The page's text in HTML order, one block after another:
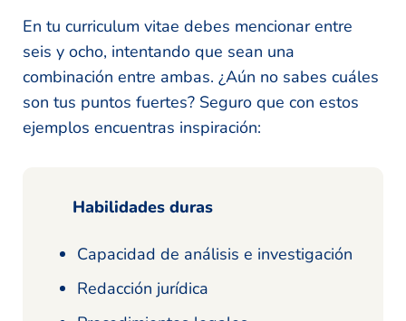
En tu curriculum vitae debes mencionar entre
seis y ocho, intentando que sean una
combinación entre ambas. ¿Aún no sabes cuáles
son tus puntos fuertes? Seguro que con estos
ejemplos encuentras inspiración:
Habilidades duras
Capacidad de análisis e investigación
Redacción jurídica